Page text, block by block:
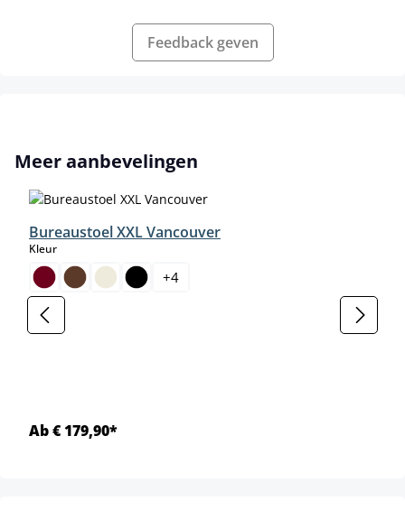
Feedback geven
Productgalerij overslaan
Meer aanbevelingen
Bureaustoel XXL Vancouver
Kleurselect
+4
Ab € 179,90*